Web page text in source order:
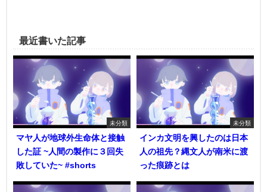
最近書いた記事
未分類
マヤ人が地球外生命体と接触
した証 ~人間の製作に３回失
敗していた~ #shorts
未分類
インカ文明を興したのは日本
人の祖先？縄文人が南米に渡
った痕跡とは